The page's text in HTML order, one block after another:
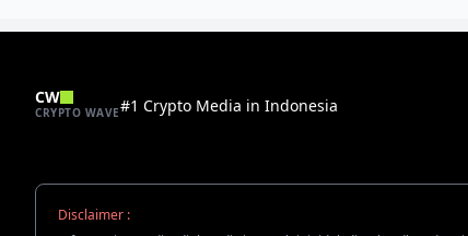
CW
CRYPTO WAVE#1 Crypto Media in Indonesia
Disclaimer :